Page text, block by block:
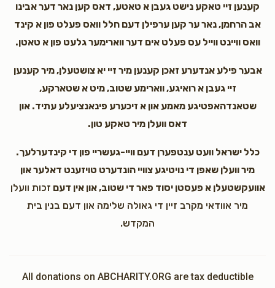
קענען זיי טאקע נישט געבן א טאטע, דאס קען נאר דער אבינו
אב הרחמן, נאר ער קען ערפילן דעם חלל וואס פעלט פון א קינד
וואס וויינט ווייל עס פעלט אים דער ווארימער גלעט פון א טאטן.
אבער פילע אנדערע זאכן קענען מיר זיי יא צושטעלן, מיר קענען
זיי געבן א רואיגע, ווארימע שטוב, מיט א שטארקע,
שטאנדהאפטיגע מאמע און א זיכערע פינאנציעלע עתיד. און
דאס וועלן מיר טאקע טון.
כלל ישראל וועט ענטפערן דעם וויי-געשריי פון די קינדערלעך.
מיר וועלן שאפן די נויטיגע צוויי הונדערט טויזענט דאלער און
אוועקשטעלן א פעסטן יסוד פאר די שטוב, און אין דעם זכות וועלן
מיר אוודאי מקרב זיין די גאולה שלימה און דעם בנין בית
המקדש.
All donations on ABCHARITY.ORG are tax deductible